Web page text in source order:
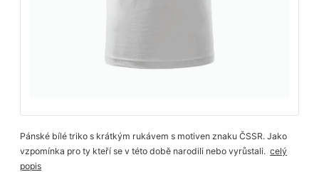
Pánské bílé triko s krátkým rukávem s motiven znaku ČSSR. Jako
vzpomínka pro ty kteří se v této době narodili nebo vyrůstali.celý
popis